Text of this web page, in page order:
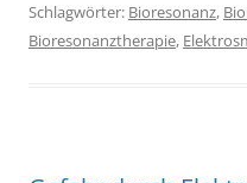
Schlagwörter: Bioresonanz,
Bioresonanztherapie,